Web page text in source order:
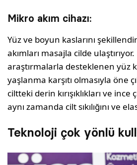
Mikro akım cihazı:
Yüz ve boyun kaslarını
akımları masajla cilde
araştırmalarla desteklenen yüz
yaşlanma karşıtı olmasıyla öne
ciltteki derin kırışıklıkları ve
aynı zamanda cilt sıkılığını ve
Teknoloji çok yönlü